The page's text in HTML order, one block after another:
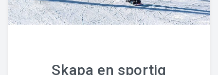
KONTAKTA OSS
Skapa en sportig